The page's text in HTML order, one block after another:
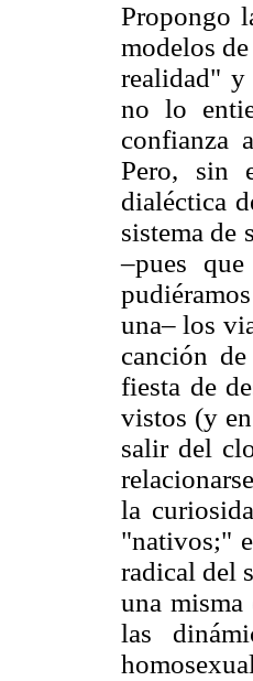
Propongo
modelos
realidad" y
no lo
confianza
Pero, sin
dialéctica
sistema de
–pues
una– los
canción
fiesta de
vistos (y
salir del
la
"nativos;"
radical del
una misma
las